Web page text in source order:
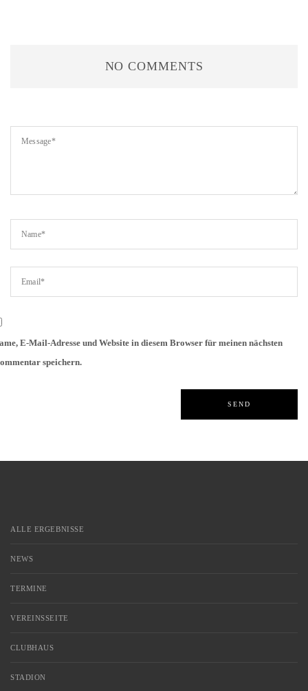
NO COMMENTS
E-Mail-Adresse und Website in diesem Browser für meinen nächsten
speichern.
ALLE ERGEBNISSE
NEWS
TERMINE
VEREINSSEITE
CLUBHAUS
STADION